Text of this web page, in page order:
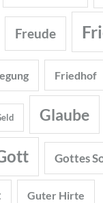
Freude
Friedhof
Glaube
Gottes
Guter Hirte